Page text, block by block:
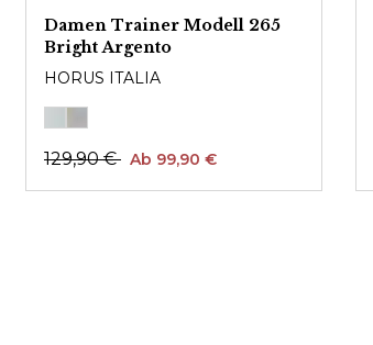
Damen Trainer Modell 265
Bright Argento
HORUS ITALIA
129,90 € Ab 99,90 €